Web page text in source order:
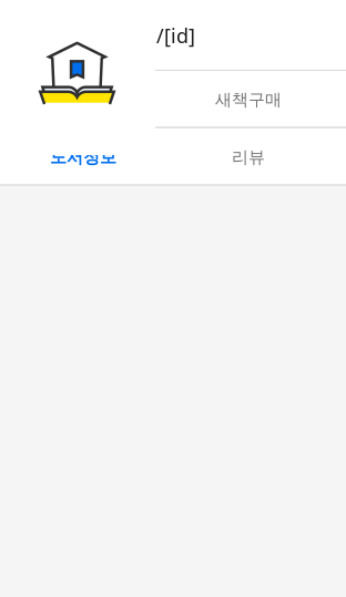
book/rent/[id]
대여 새책구매
도서정보 리뷰